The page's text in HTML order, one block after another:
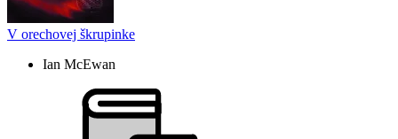
V orechovej škrupinke
Ian McEwan